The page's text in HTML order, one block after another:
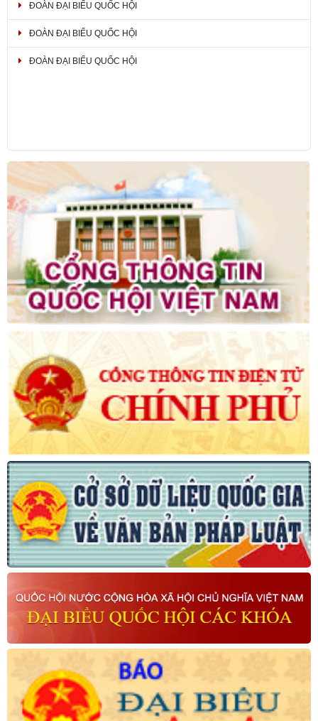
ĐOÀN ĐẠI BIỂU QUỐC HỘI
ĐOÀN ĐẠI BIỂU QUỐC HỘI
ĐOÀN ĐẠI BIỂU QUỐC HỘI